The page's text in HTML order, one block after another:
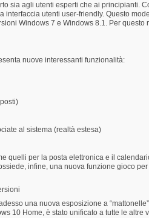
sia agli utenti esperti che ai principianti.
utenti user-friendly. Questo
Windows 7 e Windows 8.1. Per
nuove interessanti funzionalità:
al sistema (realtà estesa)
quelli per la posta elettronica e il
infine, una nuova funzione gioco
una nuova esposizione a
10 Home, è stato unificato a tutte le altre